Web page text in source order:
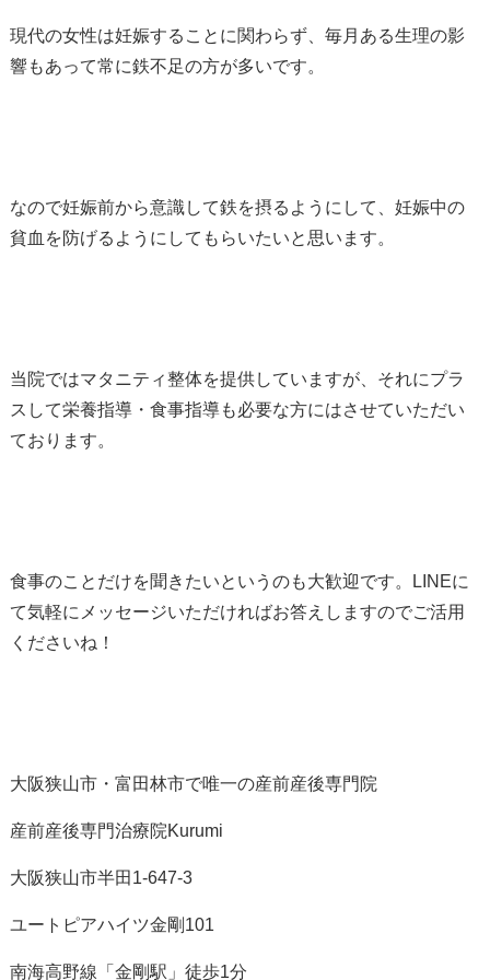
現代の女性は妊娠することに関わらず、毎月ある生理の影
響もあって常に鉄不足の方が多いです。
なので妊娠前から意識して鉄を摂るようにして、妊娠中の
貧血を防げるようにしてもらいたいと思います。
当院ではマタニティ整体を提供していますが、それにプラ
スして栄養指導・食事指導も必要な方にはさせていただい
ております。
食事のことだけを聞きたいというのも大歓迎です。LINEに
て気軽にメッセージいただければお答えしますのでご活用
くださいね！
大阪狭山市・富田林市で唯一の産前産後専門院
産前産後専門治療院Kurumi
大阪狭山市半田1-647-3
ユートピアハイツ金剛101
南海高野線「金剛駅」徒歩1分